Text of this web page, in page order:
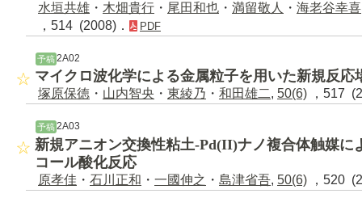
水垣共雄 ・ 木畑貴行 ・ 尾田和也 ・ 満留敬人 ・ 海老谷幸喜
，514 (2008)．
PDF
予稿 2A02
マイクロ波化学による金属粒子を用いた新規反
塚原保徳 ・ 山内智央 ・ 東綾乃 ・ 和田雄二, 50(6) ，517
予稿 2A03
新規アニオン交換性粘土-Pd(II)ナノ複合体触媒に
コール酸化反応
原孝佳 ・ 石川正和 ・ 一國伸之 ・ 島津省吾, 50(6) ，520